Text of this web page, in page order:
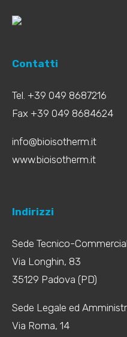
Contatti
Tel. +39 049 8687216
Fax +39 049 8684624
info@bioisotherm.it
www.bioisotherm.it
Indirizzi
Sede Tecnico-
Via Longhin, 83
35129 Padova (PD)
Sede Legale ed
Via Roma, 14